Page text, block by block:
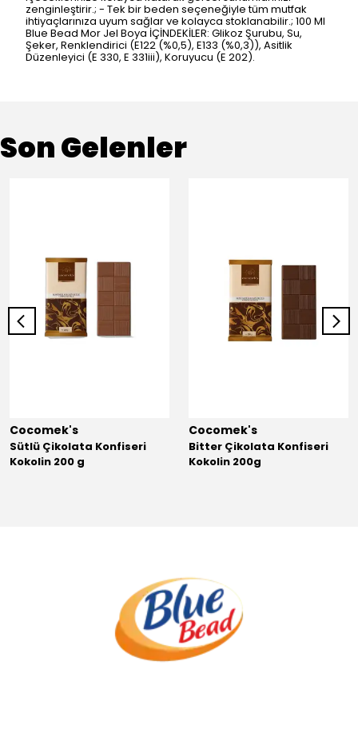
zenginleştirir.; - Tek bir beden seçeneğiyle tüm mutfak
ihtiyaçlarınıza uyum sağlar ve kolayca stoklanabilir.; 100 Ml
Blue Bead Mor Jel Boya İÇİNDEKİLER: Glikoz Şurubu, Su,
Şeker, Renklendirici (E122 (%0,5), E133 (%0,3)), Asitlik
Düzenleyici (E 330, E 331iii), Koruyucu (E 202).
Son Gelenler
Cocomek's
Sütlü Çikolata Konfiseri
Kokolin 200 g
Cocomek's
Bitter Çikolata Konfiseri
Kokolin 200g